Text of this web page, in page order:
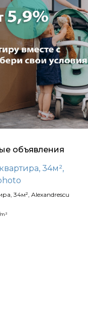
объявления
34м², Alexandrescu